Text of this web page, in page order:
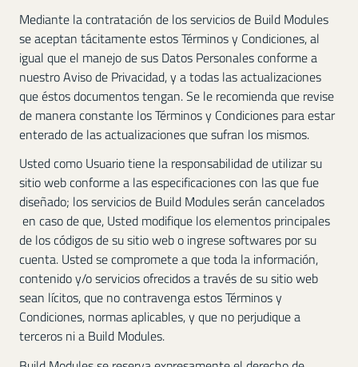
Mediante la contratación de los servicios de Build Modules
se aceptan tácitamente estos Términos y Condiciones, al
igual que el manejo de sus Datos Personales conforme a
nuestro Aviso de Privacidad, y a todas las actualizaciones
que éstos documentos tengan. Se le recomienda que revise
de manera constante los Términos y Condiciones para estar
enterado de las actualizaciones que sufran los mismos.
Usted como Usuario tiene la responsabilidad de utilizar su
sitio web conforme a las especificaciones con las que fue
diseñado; los servicios de Build Modules serán cancelados
en caso de que, Usted modifique los elementos principales
de los códigos de su sitio web o ingrese softwares por su
cuenta. Usted se compromete a que toda la información,
contenido y/o servicios ofrecidos a través de su sitio web
sean lícitos, que no contravenga estos Términos y
Condiciones, normas aplicables, y que no perjudique a
terceros ni a Build Modules.